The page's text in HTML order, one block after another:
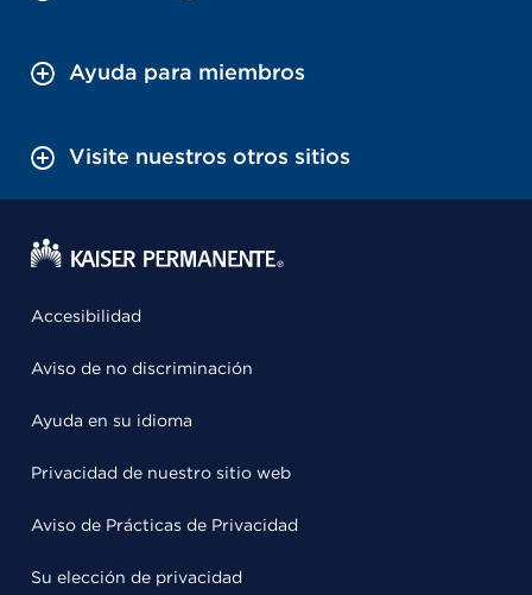
Ayuda para miembros
Visite nuestros otros sitios
Accesibilidad
Aviso de no discriminación
Ayuda en su idioma
Privacidad de nuestro sitio web
Aviso de Prácticas de Privacidad
Su elección de privacidad